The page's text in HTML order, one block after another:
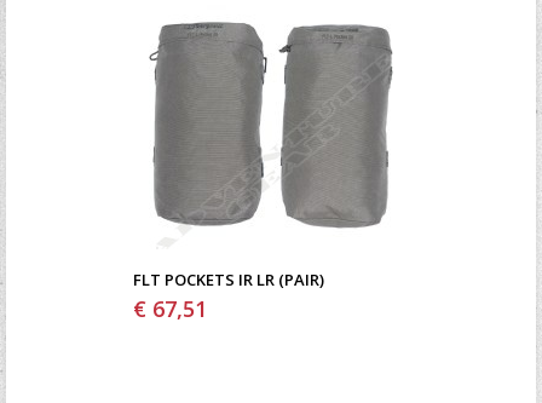
FLT POCKETS IR LR (PAIR)
€ 67,51